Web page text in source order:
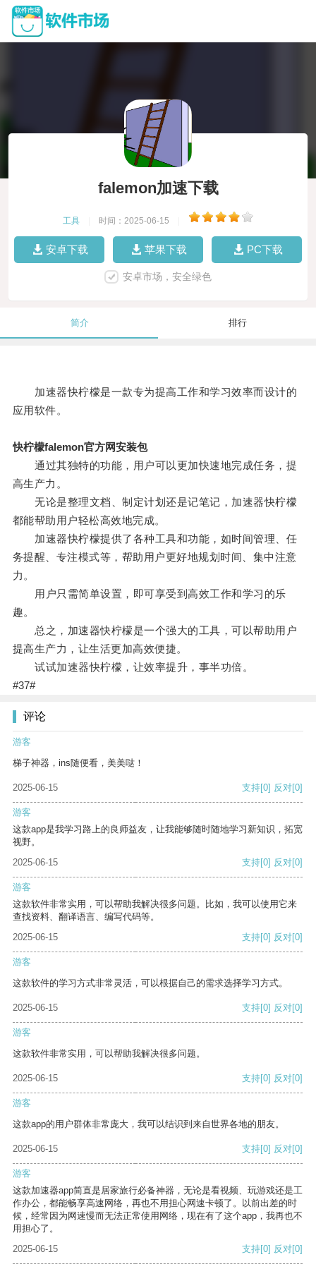
falemon加速下载
工具 时间：2025-06-15
安卓下载 苹果下载 PC下载
安卓市场，安全绿色
简介 排行
加速器快柠檬是一款专为提高工作和学习效率而设计的
应用软件。
快柠檬falemon官方网安装包
通过其独特的功能，用户可以更加快速地完成任务，提
高生产力。
无论是整理文档、制定计划还是记笔记，加速器快柠檬
都能帮助用户轻松高效地完成。
加速器快柠檬提供了各种工具和功能，如时间管理、任
务提醒、专注模式等，帮助用户更好地规划时间、集中注意
力。
用户只需简单设置，即可享受到高效工作和学习的乐
趣。
总之，加速器快柠檬是一个强大的工具，可以帮助用户
提高生产力，让生活更加高效便捷。
试试加速器快柠檬，让效率提升，事半功倍。
#37#
评论
游客
梯子神器，ins随便看，美美哒！
2025-06-15 支持[0] 反对[0]
游客
这款app是我学习路上的良师益友，让我能够随时随地学习新知识，拓宽
视野。
2025-06-15
支持[0] 反对[0]
游客
这款软件非常实用，可以帮助我解决很多问题。比如，我可以使用它来
查找资料、翻译语言、编写代码等。
2025-06-15
支持[0] 反对[0]
游客
这款软件的学习方式非常灵活，可以根据自己的需求选择学习方式。
2025-06-15 支持[0] 反对[0]
游客
这款软件非常实用，可以帮助我解决很多问题。
2025-06-15 支持[0] 反对[0]
游客
这款app的用户群体非常庞大，我可以结识到来自世界各地的朋友。
2025-06-15 支持[0] 反对[0]
游客
这款加速器app简直是居家旅行必备神器，无论是看视频、玩游戏还是工
作办公，都能畅享高速网络，再也不用担心网速卡顿了。以前出差的时
候，经常因为网速慢而无法正常使用网络，现在有了这个app，我再也不
用担心了。
2025-06-15
支持[0] 反对[0]